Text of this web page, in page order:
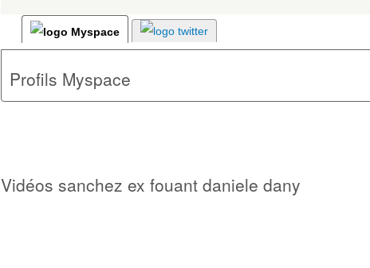
Profils Myspace
Vidéos sanchez ex fouant daniele dany